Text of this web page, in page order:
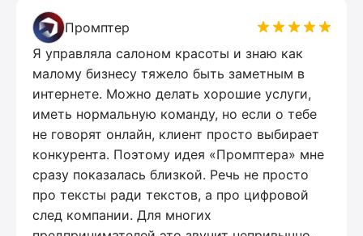
Промптер
Я управляла салоном красоты и знаю как
малому бизнесу тяжело быть заметным в
интернете. Можно делать хорошие услуги,
иметь нормальную команду, но если о тебе
не говорят онлайн, клиент просто выбирает
конкурента. Поэтому идея «Промптера» мне
сразу показалась близкой. Речь не просто
про тексты ради текстов, а про цифровой
след компании. Для многих